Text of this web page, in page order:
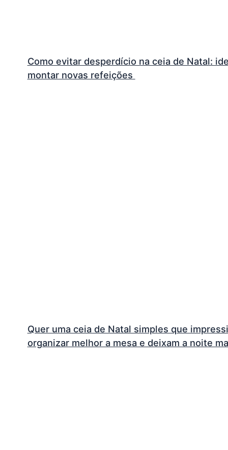
Como evitar desperdício na ceia de Natal:
montar novas refeições
Quer uma ceia de Natal simples que
organizar melhor a mesa e deixam a noite